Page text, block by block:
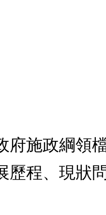
施政綱領
程、現狀